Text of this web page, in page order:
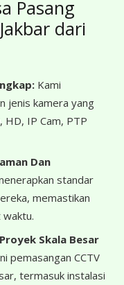
Pasang
dari
Kami
jenis kamera yang
HD, IP Cam, PTP
Dan
standar
memastikan
Skala Besar
pemasangan CCTV
termasuk instalasi